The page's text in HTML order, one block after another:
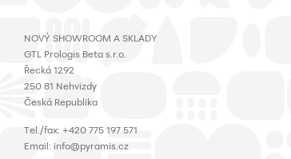
NOVÝ SHOWROOM A SKLADY
GTL Prologis Beta s.r.o.
Řecká 1292
250 81 Nehvizdy
Česká Republika
Τel./fax: +420 775 197 571
Email: info@pyramis.cz